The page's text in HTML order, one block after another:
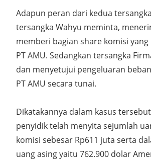
Adapun peran dari kedua
tersangka Wahyu meminta,
memberi bagian share komisi
PT AMU. Sedangkan tersangka
dan menyetujui pengeluaran
PT AMU secara tunai.
Dikatakannya dalam kasus
penyidik telah menyita sejumlah
komisi sebesar Rp611 juta serta
uang asing yaitu 762.900 dolar